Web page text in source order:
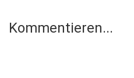
Kommentieren...